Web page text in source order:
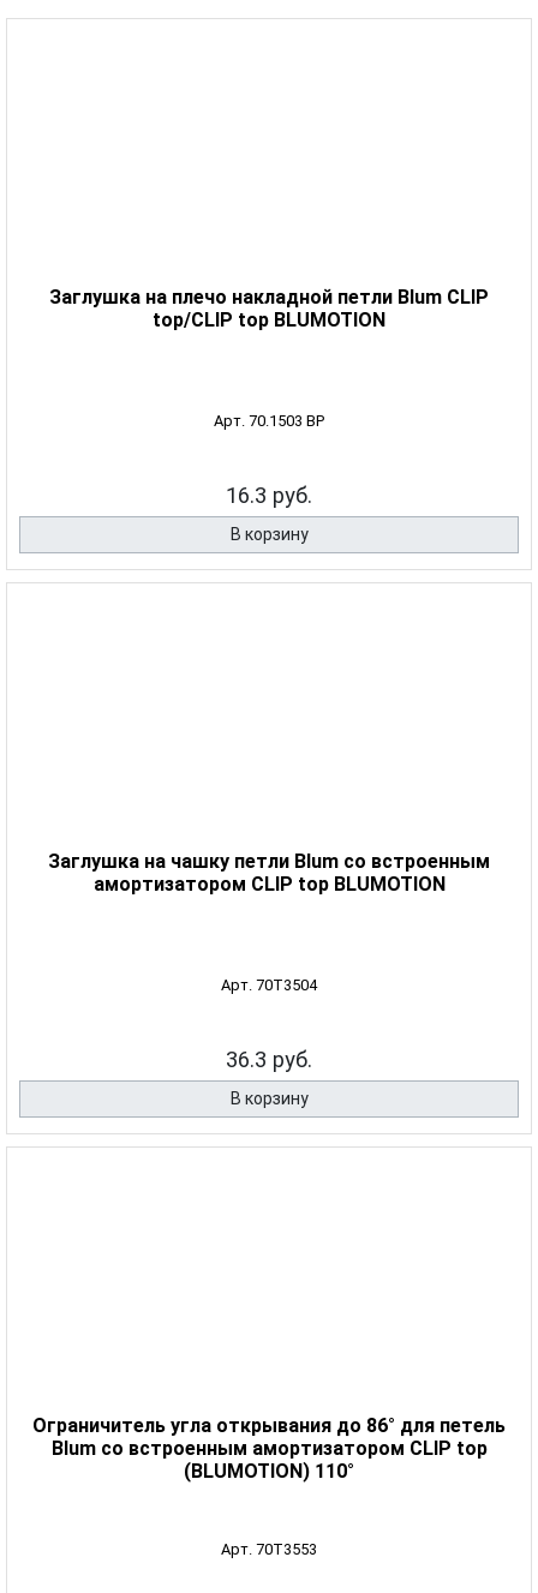
Заглушка на плечо накладной петли Blum CLIP
top/CLIP top BLUMOTION
Арт. 70.1503 BP
16.3 руб.
В корзину
Заглушка на чашку петли Blum со встроенным
амортизатором CLIP top BLUMOTION
Арт. 70T3504
36.3 руб.
В корзину
Ограничитель угла открывания до 86° для петель
Blum со встроенным амортизатором CLIP top
(BLUMOTION) 110°
Арт. 70T3553